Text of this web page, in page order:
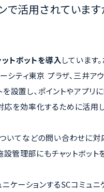
で活用されています
トボットを導入しています
シティ東京 プラザ、三井ア
設置し、ポイントやアプリ
を効率化するために活用
いてなどの問い合わせに対
管理部にもチャットボット
ケーションするSCコミュニ